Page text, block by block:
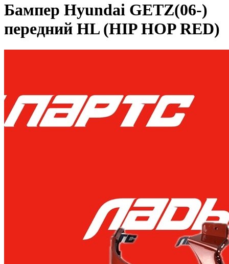
Бампер Hyundai GETZ(06-)
передний HL (HIP HOP RED)